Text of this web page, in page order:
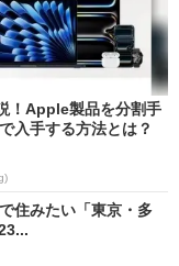
！Apple製品を分割手
入手する方法とは？
住みたい「東京・多